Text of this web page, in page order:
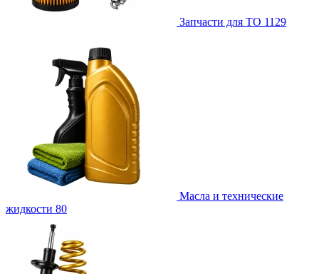
Запчасти для ТО 1129
Масла и технические
жидкости 80